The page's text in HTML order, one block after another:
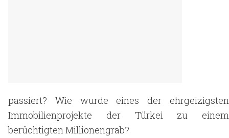
passiert? Wie wurde eines der ehrgeizigsten
Immobilienprojekte der Türkei zu einem
berüchtigten Millionengrab?